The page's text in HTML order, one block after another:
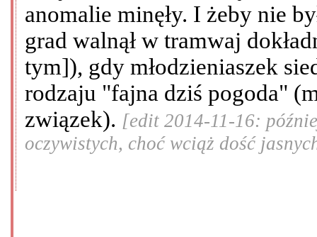
anomalie minęły. I żeby nie
grad walnął w tramwaj
tym]), gdy młodzieniaszek
rodzaju "fajna dziś pogoda"
związek). [edit 2014-11-16:
oczywistych, choć wciąż dość